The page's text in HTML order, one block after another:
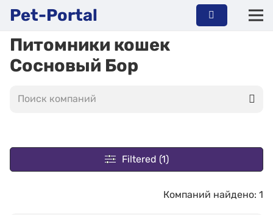
Pet-Portal
Питомники кошек
Сосновый Бор
Filtered (1)
Компаний найдено: 1